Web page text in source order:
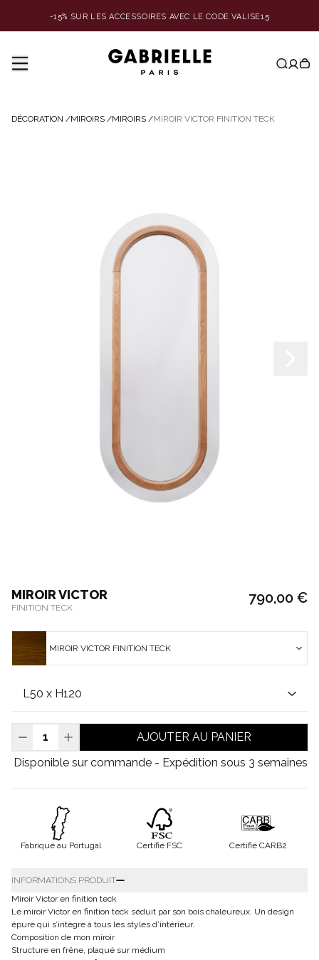
-15% SUR LES ACCESSOIRES AVEC LE CODE VALISE15
DÉCORATION /MIROIRS /MIROIRS /MIROIR VICTOR FINITION TECK
MIROIR VICTOR
FINITION TECK
790,00 €
MIROIR VICTOR FINITION TECK
AJOUTER AU PANIER
Disponible sur commande - Expédition sous 3 semaines
Fabriqué au Portugal Certifié FSC Certifié CARB2
INFORMATIONS PRODUIT
Miroir Victor en finition teck
Le miroir Victor en finition teck séduit par son bois chaleureux. Un design
épuré qui s’intègre à tous les styles d’intérieur.
Composition de mon miroir
Structure en frêne, plaqué sur médium